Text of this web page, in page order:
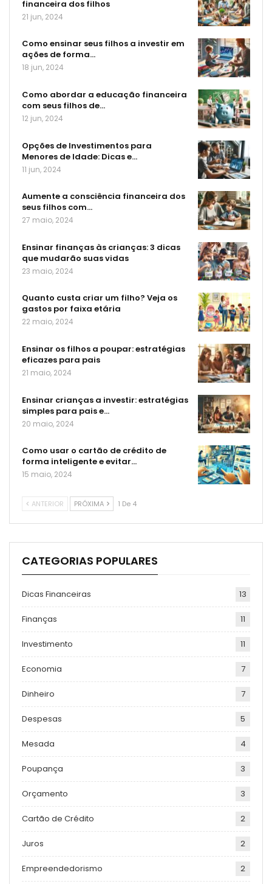
financeira dos filhos
21 jun, 2024
Como ensinar seus filhos a investir em
ações de forma…
18 jun, 2024
Como abordar a educação financeira
com seus filhos de…
12 jun, 2024
Opções de Investimentos para
Menores de Idade: Dicas e…
11 jun, 2024
Aumente a consciência financeira dos
seus filhos com…
27 maio, 2024
Ensinar finanças às crianças: 3 dicas
que mudarão suas vidas
23 maio, 2024
Quanto custa criar um filho? Veja os
gastos por faixa etária
22 maio, 2024
Ensinar os filhos a poupar: estratégias
eficazes para pais
21 maio, 2024
Ensinar crianças a investir: estratégias
simples para pais e…
20 maio, 2024
Como usar o cartão de crédito de
forma inteligente e evitar…
15 maio, 2024
ANTERIOR PRÓXIMA 1 De 4
CATEGORIAS POPULARES
Dicas Financeiras 13
Finanças 11
Investimento 11
Economia 7
Dinheiro 7
Despesas 5
Mesada 4
Poupança 3
Orçamento 3
Cartão de Crédito 2
Juros 2
Empreendedorismo 2